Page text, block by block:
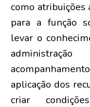
como atribuições
para a função
levar o
aplicação dos
criar